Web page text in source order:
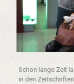
Schon lange Zeit
in den